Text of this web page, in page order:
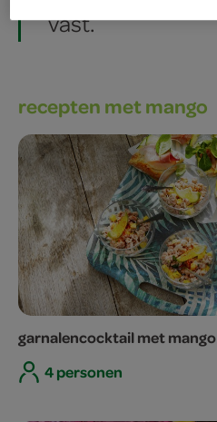
vast.
recepten met mango
garnalencocktail met mango
4 personen